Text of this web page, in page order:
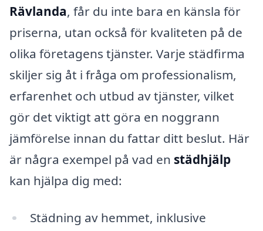
Rävlanda, får du inte bara en känsla för
priserna, utan också för kvaliteten på de
olika företagens tjänster. Varje städfirma
skiljer sig åt i fråga om professionalism,
erfarenhet och utbud av tjänster, vilket
gör det viktigt att göra en noggrann
jämförelse innan du fattar ditt beslut. Här
är några exempel på vad en städhjälp
kan hjälpa dig med:
Städning av hemmet, inklusive